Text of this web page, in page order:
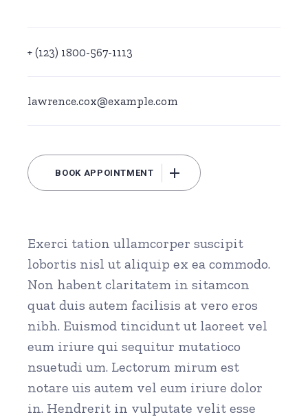
+ (123) 1800-567-1113
lawrence.cox@example.com
BOOK APPOINTMENT
Exerci tation ullamcorper suscipit
lobortis nisl ut aliquip ex ea commodo.
Non habent claritatem in sitamcon
quat duis autem facilisis at vero eros
nibh. Euismod tincidunt ut laoreet vel
eum iriure qui sequitur mutatioco
nsuetudi um. Lectorum mirum est
notare uis autem vel eum iriure dolor
in. Hendrerit in vulputate velit esse